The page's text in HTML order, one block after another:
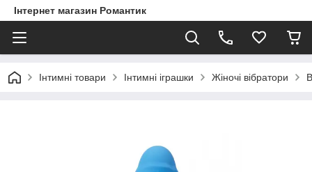
Інтернет магазин Романтик
Інтимні товари Інтимні іграшки Жіночі вібратори